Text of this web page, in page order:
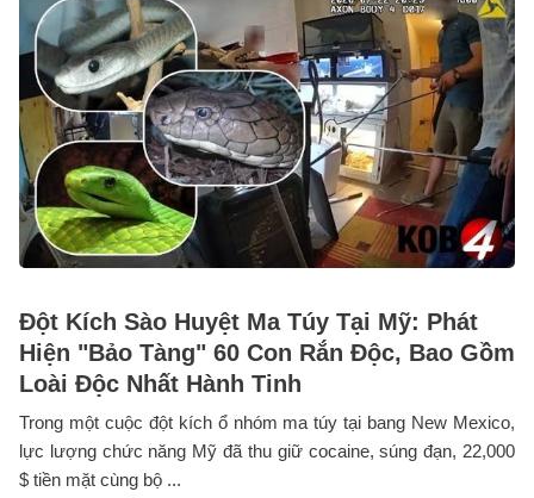
Đột Kích Sào Huyệt Ma Túy Tại Mỹ: Phát
Hiện "Bảo Tàng" 60 Con Rắn Độc, Bao Gồm
Loài Độc Nhất Hành Tinh
Trong một cuộc đột kích ổ nhóm ma túy tại bang New Mexico,
lực lượng chức năng Mỹ đã thu giữ cocaine, súng đạn, 22,000
$ tiền mặt cùng bộ ...